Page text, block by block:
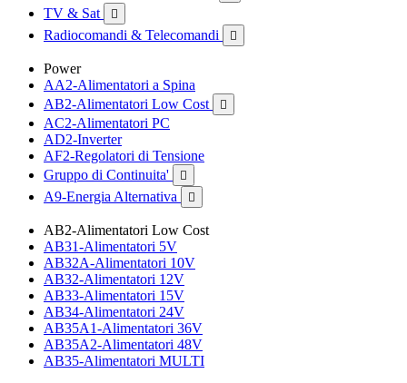
TV & Sat 
Radiocomandi & Telecomandi 
Power
AA2-Alimentatori a Spina
AB2-Alimentatori Low Cost

AC2-Alimentatori PC
AD2-Inverter
AF2-Regolatori di Tensione
Gruppo di Continuita'

A9-Energia Alternativa 
AB2-Alimentatori Low Cost
AB31-Alimentatori 5V
AB32A-Alimentatori 10V
AB32-Alimentatori 12V
AB33-Alimentatori 15V
AB34-Alimentatori 24V
AB35A1-Alimentatori 36V
AB35A2-Alimentatori 48V
AB35-Alimentatori MULTI